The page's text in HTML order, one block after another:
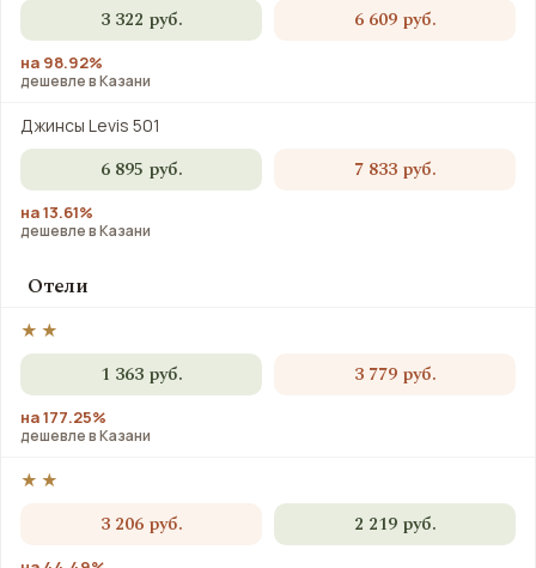
3 322 руб. 6 609 руб.
на 98.92%
дешевле в Казани
Джинсы Levis 501
6 895 руб. 7 833 руб.
на 13.61%
дешевле в Казани
Отели
★★
1 363 руб. 3 779 руб.
на 177.25%
дешевле в Казани
★★
3 206 руб. 2 219 руб.